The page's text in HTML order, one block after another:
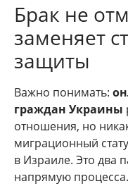
Брак не
заменяет
защиты
Важно понимать:
граждан Украины
отношения, но
миграционный
в Израиле. Это два
напрямую процесса.